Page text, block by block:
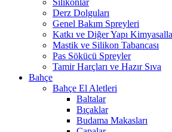
Silikonlar
Derz Dolguları
Genel Bakım Spreyleri
Katkı ve Diğer Yapı
Mastik ve Silikon Tabancası
Pas Sökücü Spreyler
Tamir Harçları ve Hazır Sıva
Bahçe
Bahçe El Aletleri
Baltalar
Bıçaklar
Budama Makasları